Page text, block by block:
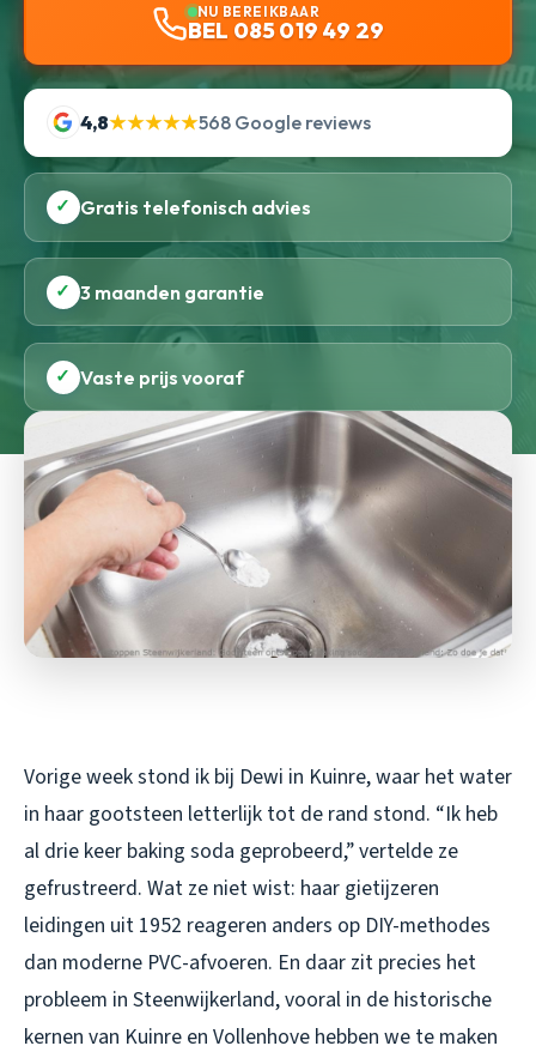
NU BEREIKBAAR
BEL 085 019 49 29
4,8★★★★★568 Google reviews
✓ Gratis telefonisch advies
✓ 3 maanden garantie
✓ Vaste prijs vooraf
Vorige week stond ik bij Dewi in Kuinre, waar het water
in haar gootsteen letterlijk tot de rand stond. “Ik heb
al drie keer baking soda geprobeerd,” vertelde ze
gefrustreerd. Wat ze niet wist: haar gietijzeren
leidingen uit 1952 reageren anders op DIY-methodes
dan moderne PVC-afvoeren. En daar zit precies het
probleem in Steenwijkerland, vooral in de historische
kernen van Kuinre en Vollenhove hebben we te maken